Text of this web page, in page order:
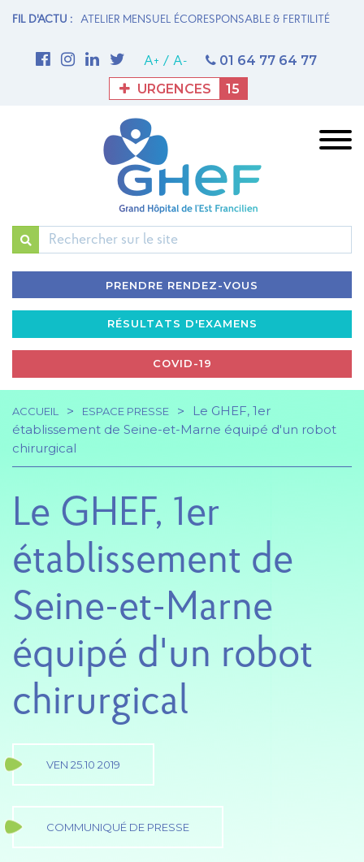
FIL D'ACTU :
MATERNITÉ ATELIER MENSUEL ÉCORESPONSABLE & FERTILITÉ
A+ / A-
01 64 77 64 77
URGENCES
15
PRENDRE RENDEZ-VOUS
RÉSULTATS D'EXAMENS
COVID-19
Navigation
principale
Fil
ACCUEIL ESPACE PRESSE
Le GHEF, 1er
établissement de Seine-et-Marne équipé d'un robot
chirurgical
Le GHEF, 1er
établissement de
Seine-et-Marne
équipé d'un robot
chirurgical
VEN 25.10 2019
COMMUNIQUÉ DE PRESSE